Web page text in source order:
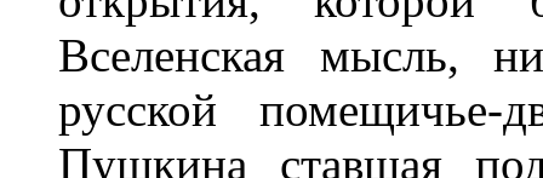
Вселенская мысль,
русской помещичье-
Пушкина ставшая